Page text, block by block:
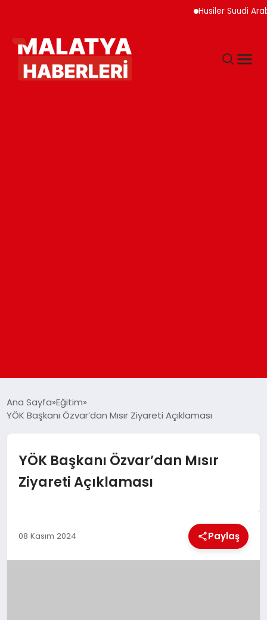
Husiler Suudi
DÜNYA
EKONOMI
Ana Sayfa Eğitim
YÖK Başkanı Özvar’dan Mısır Ziyareti Açıklaması
YÖK Başkanı Özvar’dan Mısır
Ziyareti Açıklaması
08 Kasım 2024 Paylaş